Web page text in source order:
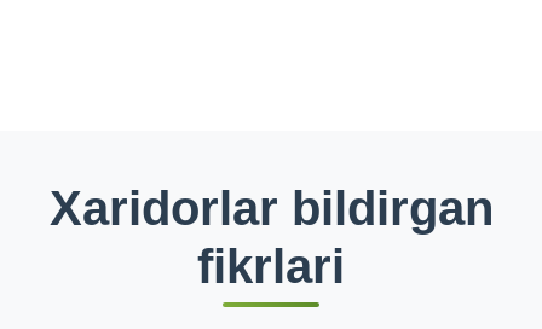
Xaridorlar bildirgan
fikrlari